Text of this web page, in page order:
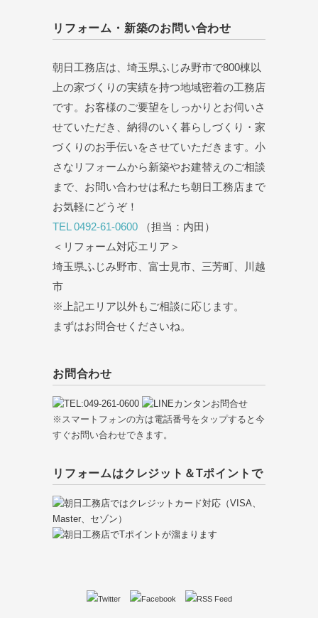
リフォーム・新築のお問い合わせ
朝日工務店は、埼玉県ふじみ野市で800棟以
上の家づくりの実績を持つ地域密着の工務店
です。お客様のご要望をしっかりとお伺いさ
せていただき、納得のいく暮らしづくり・家
づくりのお手伝いをさせていただきます。小
さなリフォームから新築やお建替えのご相談
まで、お問い合わせは私たち朝日工務店まで
お気軽にどうぞ！
TEL 0492-61-0600 （担当：内田）
＜リフォーム対応エリア＞
埼玉県ふじみ野市、富士見市、三芳町、川越
市
※上記エリア以外もご相談に応じます。
まずはお問合せくださいね。
お問合わせ
※スマートフォンの方は電話番号をタップすると今
すぐお問い合わせできます。
リフォームはクレジット＆Tポイントで